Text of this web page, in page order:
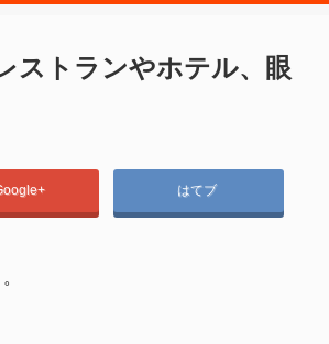
ストランやホテル、眼
はてブ